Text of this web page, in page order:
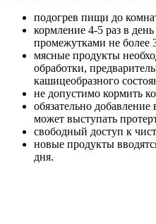
подогрев пищи до
кормление 4-5 раз в
промежутками не более
мясные продукты
обработки,
кашицеобразного
не допустимо кормить
обязательно
может выступать
свободный доступ к
новые продукты
дня.